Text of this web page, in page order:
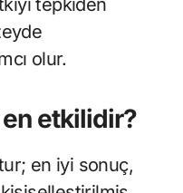
tepkiden
olur.
etkilidir?
en iyi sonuç,